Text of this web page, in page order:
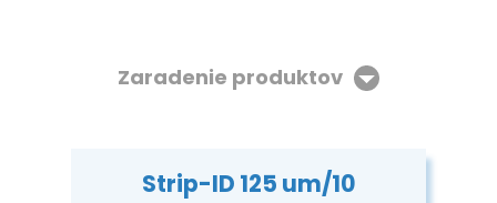
Zaradenie produktov
Strip-ID 125 um/10